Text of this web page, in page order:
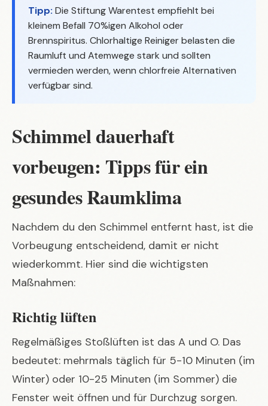
Tipp: Die Stiftung Warentest empfiehlt bei
kleinem Befall 70%igen Alkohol oder
Brennspiritus. Chlorhaltige Reiniger belasten die
Raumluft und Atemwege stark und sollten
vermieden werden, wenn chlorfreie Alternativen
verfügbar sind.
Schimmel dauerhaft
vorbeugen: Tipps für ein
gesundes Raumklima
Nachdem du den Schimmel entfernt hast, ist die
Vorbeugung entscheidend, damit er nicht
wiederkommt. Hier sind die wichtigsten
Maßnahmen:
Richtig lüften
Regelmäßiges Stoßlüften ist das A und O. Das
bedeutet: mehrmals täglich für 5-10 Minuten (im
Winter) oder 10-25 Minuten (im Sommer) die
Fenster weit öffnen und für Durchzug sorgen.